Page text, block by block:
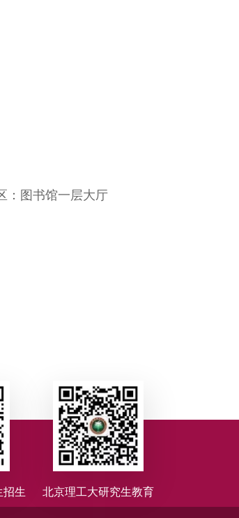
：图书馆一层大厅
招生 北京理工大研究生教育